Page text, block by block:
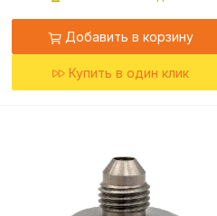
Добавить в корзину
Купить в один клик